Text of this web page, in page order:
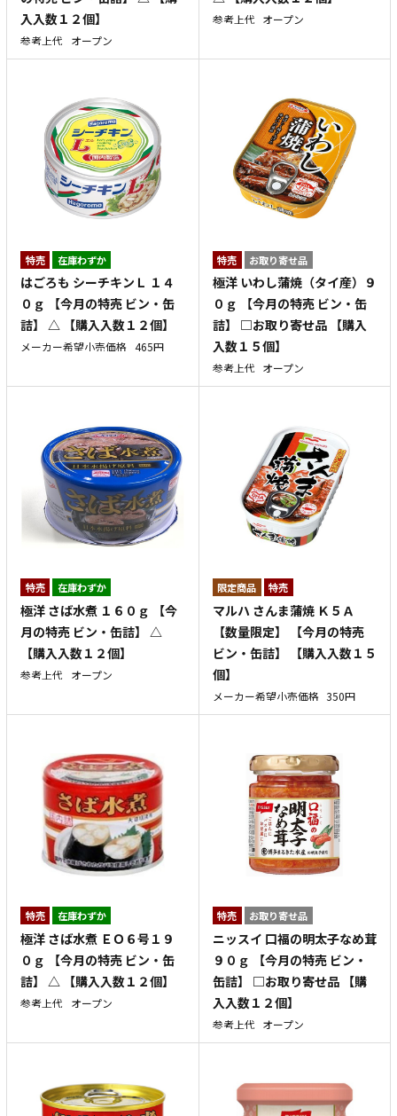
入入数１２個】
参考上代 オープン
参考上代 オープン
特売 在庫わずか
はごろも シーチキンＬ １４
０ｇ 【今月の特売 ビン・缶
詰】 △ 【購入入数１２個】
メーカー希望小売価格 465円
特売 お取り寄せ品
極洋 いわし蒲焼（タイ産）９
０ｇ 【今月の特売 ビン・缶
詰】 □お取り寄せ品 【購入
入数１５個】
参考上代 オープン
特売 在庫わずか
極洋 さば水煮 １６０ｇ 【今
月の特売 ビン・缶詰】 △
【購入入数１２個】
参考上代 オープン
特売
マルハ さんま蒲焼 Ｋ５Ａ
【数量限定】 【今月の特売
ビン・缶詰】 【購入入数１５
個】
メーカー希望小売価格 350円
特売 在庫わずか
極洋 さば水煮 ＥＯ６号１９
０ｇ 【今月の特売 ビン・缶
詰】 △ 【購入入数１２個】
参考上代 オープン
特売 お取り寄せ品
ニッスイ 口福の明太子なめ茸
９０ｇ 【今月の特売 ビン・
缶詰】 □お取り寄せ品 【購
入入数１２個】
参考上代 オープン